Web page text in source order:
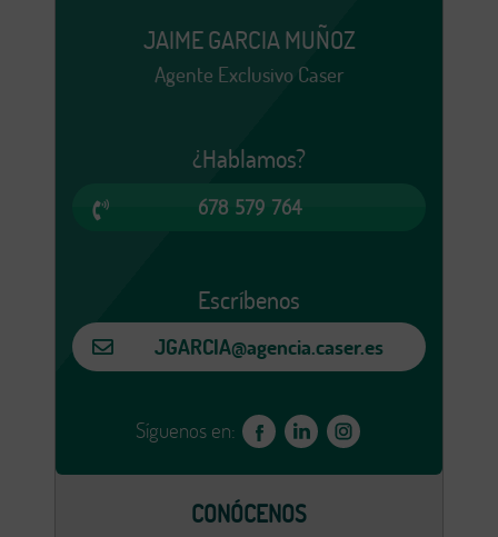
JAIME GARCIA MUÑOZ
Agente Exclusivo Caser
¿Hablamos?
678 579 764
Escríbenos
JGARCIA@agencia.caser.es
Síguenos en:
CONÓCENOS